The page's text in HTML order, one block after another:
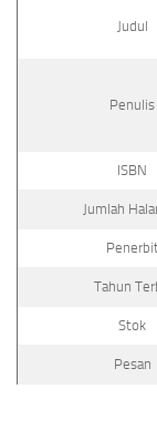
Judul
Penulis
ISBN
Jumlah
Tahun
Stok
Pesan